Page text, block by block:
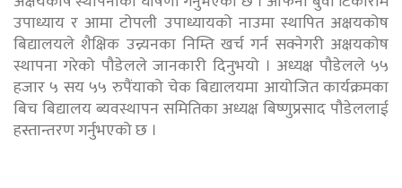
उपाध्याय र आमा टोपली उपाध्यायको नाउमा स्थापित अक्षयकोष
बिद्यालयले शैक्षिक उन्न्यनका निम्ति खर्च गर्न सक्नेगरी अक्षयकोष
स्थापना गरेको पौडेलले जानकारी दिनुभयो । अध्यक्ष पौडेलले ५५
हजार ५ सय ५५ रुपैंयाको चेक बिद्यालयमा आयोजित कार्यक्रमका
बिच बिद्यालय ब्यवस्थापन समितिका अध्यक्ष बिष्णुप्रसाद पौडेललाई
हस्तान्तरण गर्नुभएको छ ।